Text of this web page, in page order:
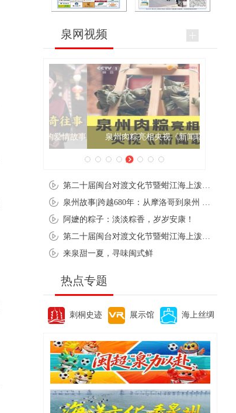
泉网视频
泉州肉粽亮相央视《新闻联播》
阿嬷的粽子：淡淡粽香，岁岁安康！
来泉甜一夏，寻味闽式鲜
热点专题
刺桐史迹 展示馆 海上丝绸